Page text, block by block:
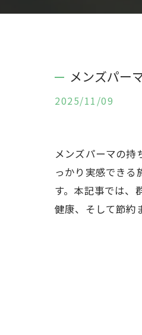
メンズパー
2025/11/09
メンズパーマの持
っかり実感できる
す。本記事では、
健康、そして節約